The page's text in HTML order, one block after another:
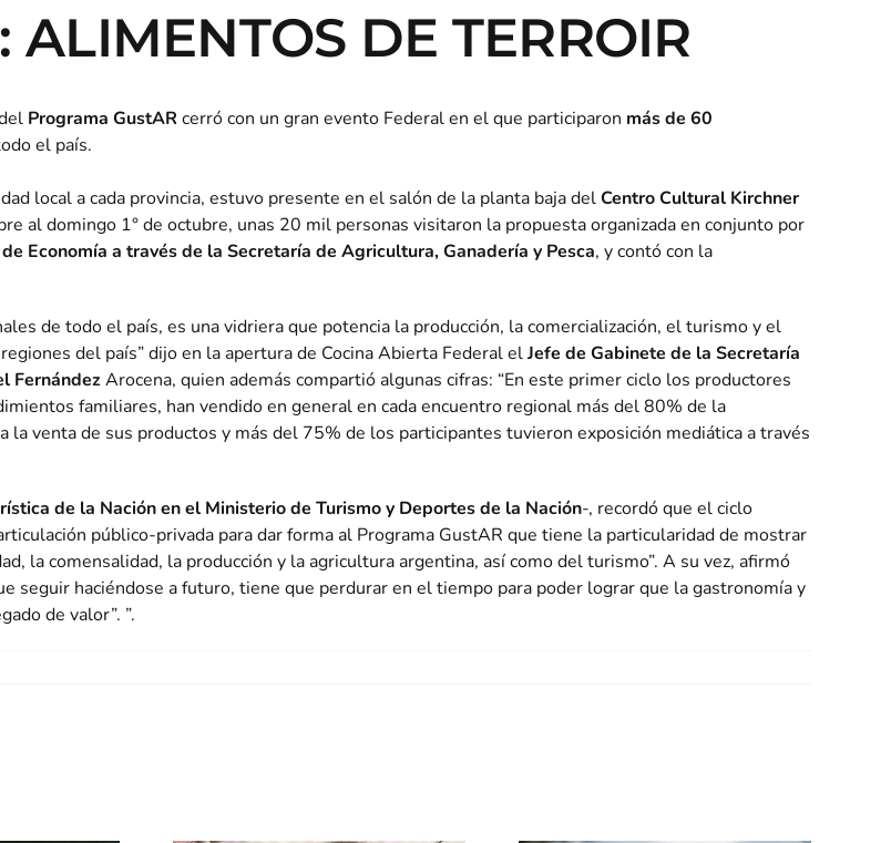
ALIMENTOS DE TERROIR
Programa GustAR cerró con un gran evento Federal en el que participaron más de 60
el país.
local a cada provincia, estuvo presente en el salón de la planta baja delCentro Cultural Kirchner
al domingo 1° de octubre, unas 20 mil personas visitaron la propuesta organizada en conjunto por
Economía a través de la Secretaría de Agricultura, Ganadería y Pesca, y contó con la
de todo el país, es una vidriera que potencia la producción, la comercialización, el turismo y el
del país” dijo en la apertura de Cocina Abierta Federal elJefe de Gabinete de la Secretaría
FernándezArocena, quien además compartió algunas cifras: “En este primer ciclo los productores
familiares, han vendido en general en cada encuentro regional más del 80% de la
venta de sus productos y más del 75% de los participantes tuvieron exposición mediática a través
de la Nación en el Ministerio de Turismo y Deportes de la Nación-, recordó que el ciclo
público-privada para dar forma al Programa GustAR que tiene la particularidad de mostrar
la comensalidad, la producción y la agricultura argentina, así como del turismo”. A su vez, afirmó
seguir haciéndose a futuro, tiene que perdurar en el tiempo para poder lograr que la gastronomía y
de valor”. ”.